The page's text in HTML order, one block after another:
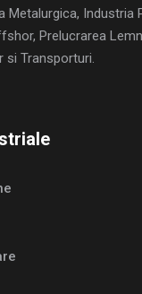
Metalurgica, Industria
Prelucrarea
si Transporturi.